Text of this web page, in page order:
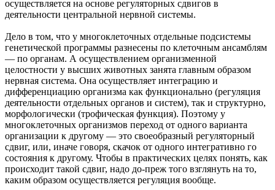
осуществляется на основе регуляторных сдвигов в
деятельности центральной нервной системы.
Дело в том, что у многоклеточных отдельные подсистемы
генетической программы разнесены по клеточным ансамблям
— по органам. А осуществлением организменной
целостности у высших животных занята главным образом
нервная система. Она осуществляет интеграцию и
дифференциацию организма как функционально (регуляция
деятельности отдельных органов и систем), так и структурно,
морфологически (трофическая функция). Поэтому у
многоклеточных организмов переход от одного варианта
организации к другому — это своеобразный регуляторный
сдвиг, или, иначе говоря, скачок от одного интегративно го
состояния к другому. Чтобы в практических целях понять, как
происходит такой сдвиг, надо до-преж того взглянуть на то,
каким образом осуществляется регуляция вообще.